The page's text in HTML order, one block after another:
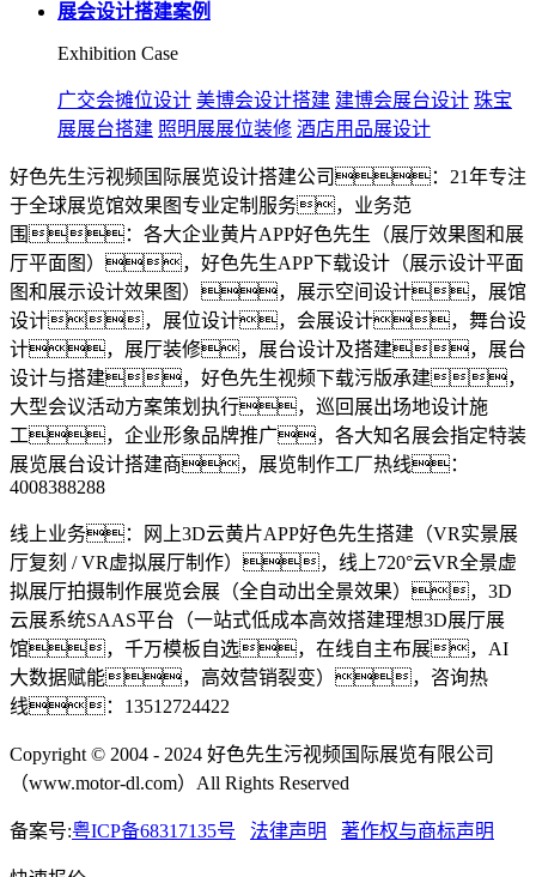
展会设计搭建案例
Exhibition Case
广交会摊位设计 美博会设计搭建 建博会展台设计 珠宝
展展台搭建 照明展展位装修 酒店用品展设计
好色先生污视频国际展览设计搭建公司：21年专注
于全球展览馆效果图专业定制服务，业务范
围：各大企业黄片APP好色先生（展厅效果图和展
厅平面图），好色先生APP下载设计（展示设计平面
图和展示设计效果图），展示空间设计，展馆
设计，展位设计，会展设计，舞台设
计，展厅装修，展台设计及搭建，展台
设计与搭建，好色先生视频下载污版承建，
大型会议活动方案策划执行，巡回展出场地设计施
工，企业形象品牌推广，各大知名展会指定特装
展览展台设计搭建商，展览制作工厂热线：
4008388288
线上业务：网上3D云黄片APP好色先生搭建（VR实景展
厅复刻 / VR虚拟展厅制作），线上720°云VR全景虚
拟展厅拍摄制作展览会展（全自动出全景效果），3D
云展系统SAAS平台（一站式低成本高效搭建理想3D展厅展
馆，千万模板自选，在线自主布展，AI
大数据赋能，高效营销裂变），咨询热
线：13512724422
Copyright © 2004 - 2024 好色先生污视频国际展览有限公司
（www.motor-dl.com）All Rights Reserved
备案号:粤ICP备68317135号 法律声明 著作权与商标声明